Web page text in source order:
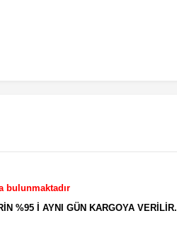
bulunmaktadır
%95 İ AYNI GÜN KARGOYA VERİLİR.